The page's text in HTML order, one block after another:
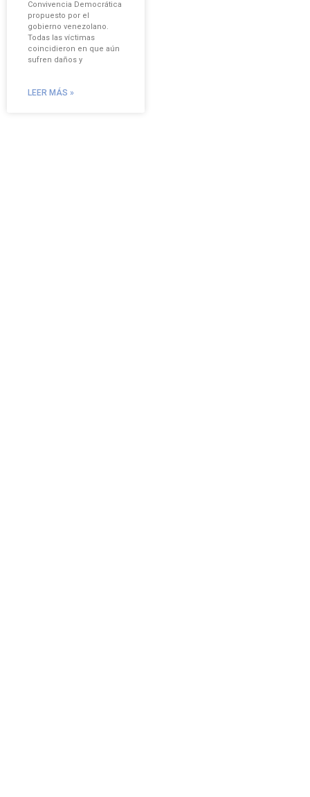
Convivencia Democrática
propuesto por el
gobierno venezolano.
Todas las víctimas
coincidieron en que aún
sufren daños y
LEER MÁS »